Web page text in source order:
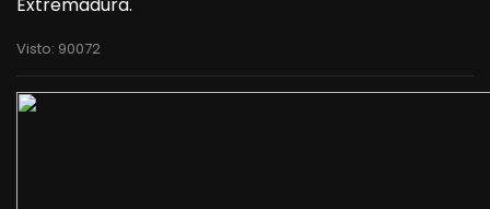
Extremadura.
Visto: 90072